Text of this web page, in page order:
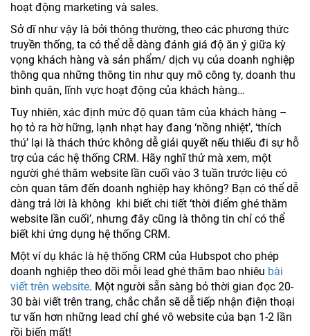
hoạt động marketing và sales.
Sở dĩ như vậy là bởi thông thường, theo các phương thức
truyền thống, ta có thể dễ dàng đánh giá độ ăn ý giữa kỳ
vọng khách hàng và sản phẩm/ dịch vụ của doanh nghiệp
thông qua những thông tin như quy mô công ty, doanh thu
bình quân, lĩnh vực hoạt động của khách hàng…
Tuy nhiên, xác định mức độ quan tâm của khách hàng –
họ tỏ ra hờ hững, lạnh nhạt hay đang ‘nồng nhiệt’, ‘thích
thú’ lại là thách thức không dễ giải quyết nếu thiếu đi sự hỗ
trợ của các hệ thống CRM. Hãy nghĩ thử mà xem, một
người ghé thăm website lần cuối vào 3 tuần trước liệu có
còn quan tâm đến doanh nghiệp hay không? Bạn có thể dễ
dàng trả lời là không khi biết chi tiết ‘thời điểm ghé thăm
website lần cuối’, nhưng đây cũng là thông tin chỉ có thể
biết khi ứng dụng hệ thống CRM.
Một ví dụ khác là hệ thống CRM của Hubspot cho phép
doanh nghiệp theo dõi mỗi lead ghé thăm bao nhiêu bài
viết trên website. Một người sẵn sàng bỏ thời gian đọc 20-
30 bài viết trên trang, chắc chắn sẽ dễ tiếp nhận điện thoại
tư vấn hơn những lead chỉ ghé vô website của bạn 1-2 lần
rồi biến mất!